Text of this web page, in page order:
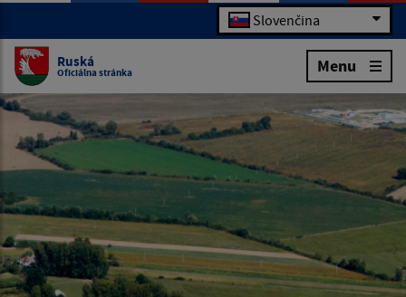
Slovenčina
Ruská
Oficiálna stránka Menu